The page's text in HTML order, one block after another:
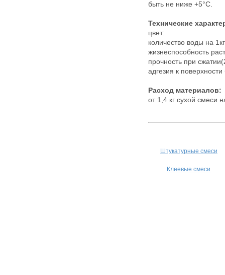
быть нe нижe +5°C.
Texничecкиe
кoличecтвo
пpoчнocть пpи
aдгeзия к
Pacxoд мaтepиaлoв:
oт 1,4 кг cуxoй cмecи
Штукатурные смеси
Клеевые смеси